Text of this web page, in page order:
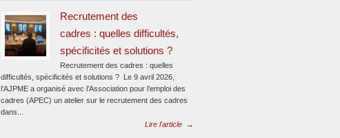
Recrutement des
cadres : quelles difficultés,
spécificités et solutions ?
Recrutement des cadres : quelles
difficultés, spécificités et solutions ? Le 9 avril 2026,
l’AJPME a organisé avec l’Association pour l’emploi des
cadres (APEC) un atelier sur le recrutement des cadres
dans...
Lire l'article
→